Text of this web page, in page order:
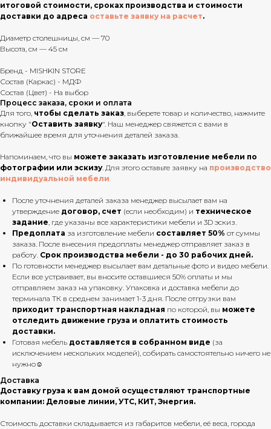
итоговой стоимости, сроках производства и стоимости
доставки до адреса оставьте заявку на расчет.
Диаметр столешницы, см — 70
Высота, см — 45 см
Бренд - MISHKIN STORE
Состав (Каркас) - МДФ
Состав (Цвет) - На выбор
Процесс заказа, сроки и оплата
Для того, чтобы сделать заказ, выберете товар и количество, нажмите
кнопку "Оставить заявку". Наш менеджер свяжется с вами в
ближайшее время для уточнения деталей заказа.
Напоминаем, что вы можете заказать изготовление мебели по
фотографии или эскизу. Для этого оставьте заявку на производство
индивидуальной мебели.
После уточнения деталей заказа менеджер высылает вам на
утверждение договор, счет (если необходим) и техническое
задание, где указаны все характеристики мебели и 3D эскиз.
Предоплата за изготовление мебели составляет 50% от суммы
заказа. После внесения предоплаты менеджер отправляет заказ в
работу. Срок производства мебели - до 30 рабочих дней.
По готовности менеджер высылает вам детальные фото и видео мебели.
Если все устраивает, вы вносите оставшиеся 50% оплаты и мы
отправляем заказ на упаковку. Упаковка и доставка мебели до
терминала ТК в среднем занимает 1-3 дня. После отгрузки вам
приходит транспортная накладная по которой, вы можете
отследить движение груза и оплатить стоимость
доставки.
Готовая мебель доставляется в собранном виде (за
исключением нескольких моделей), собирать самостоятельно ничего не
нужно☺
Доставка
Доставку груза к вам домой осуществляют транспортные
компании: Деловые линии, УТС, КИТ, Энергия.
Стоимость доставки складывается из габаритов мебели, её веса, города